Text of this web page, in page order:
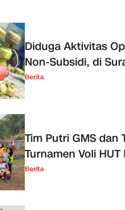
Diduga Aktivitas
Non-Subsidi, di
Berita
Tim Putri GMS dan
Turnamen Voli
Berita